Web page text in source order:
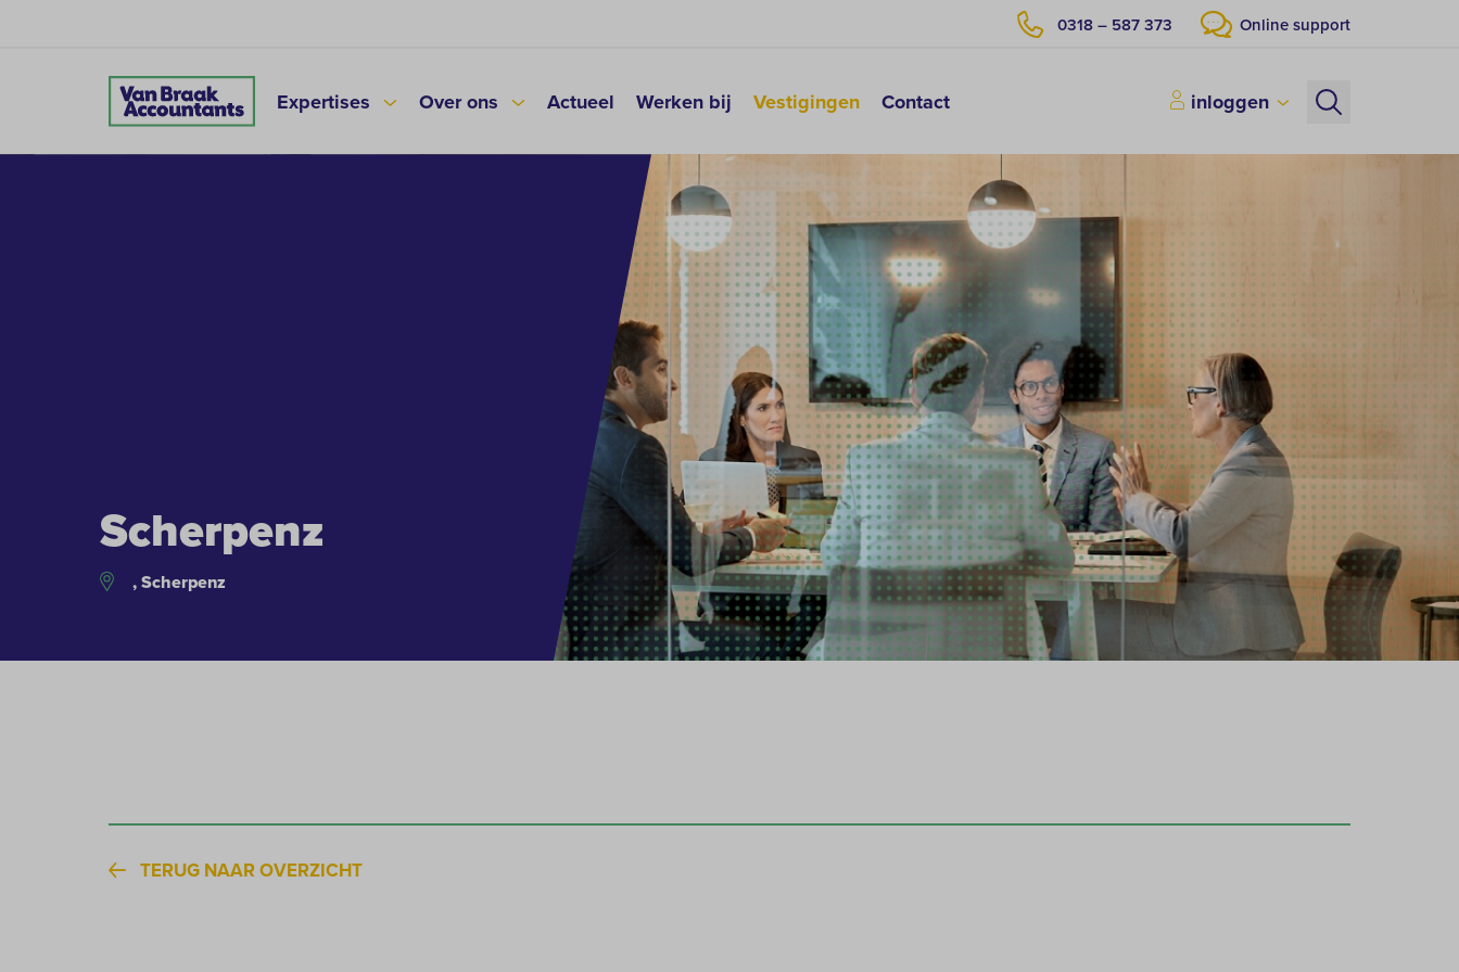
Expertises Over ons Actueel Werken bij Vestigingen Contact
0318 – 587 373 Online support
inloggen
Scherpenz
, Scherpenz
TERUG NAAR OVERZICHT